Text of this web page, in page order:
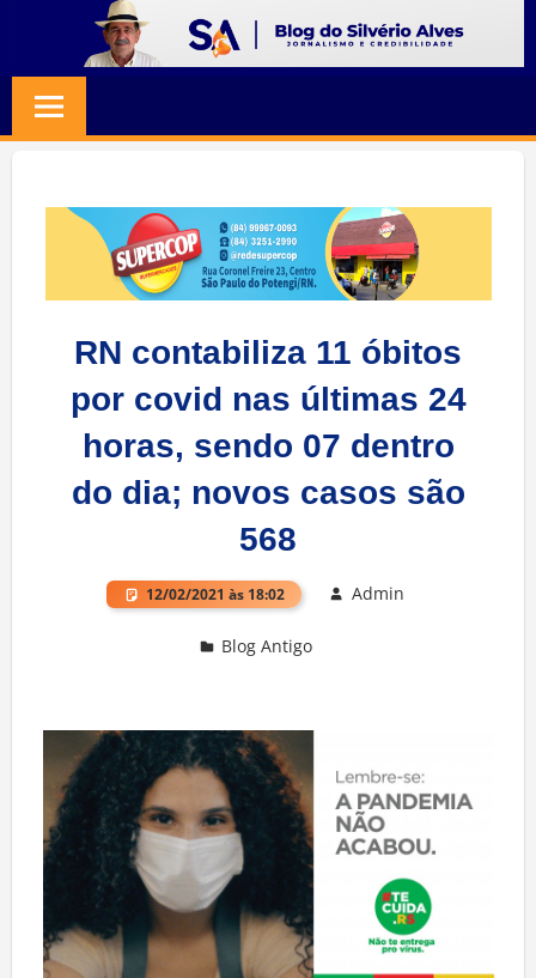
content
SILVERIO
ALVES
Jornalismo
Credibilidade
RN contabiliza 11 óbitos
por covid nas últimas 24
horas, sendo 07 dentro
do dia; novos casos são
568
12/02/2021 às 18:02 Admin
Blog Antigo